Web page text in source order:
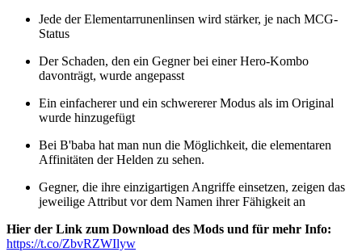
Jede der Elementarrunenlinsen wird stärker, je nach MCG-
Status
Der Schaden, den ein Gegner bei einer Hero-Kombo
davonträgt, wurde angepasst
Ein einfacherer und ein schwererer Modus als im Original
wurde hinzugefügt
Bei B'baba hat man nun die Möglichkeit, die elementaren
Affinitäten der Helden zu sehen.
Gegner, die ihre einzigartigen Angriffe einsetzen, zeigen das
jeweilige Attribut vor dem Namen ihrer Fähigkeit an
Hier der Link zum Download des Mods und für mehr Info:
https://t.co/ZbvRZWIlyw